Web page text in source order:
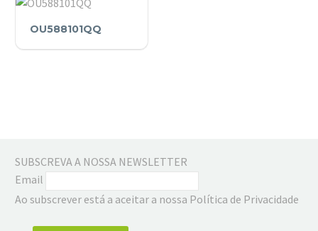
OU588101QQ
SUBSCREVA A NOSSA NEWSLETTER
Email
Ao subscrever está a aceitar a nossa Política de Privacidade